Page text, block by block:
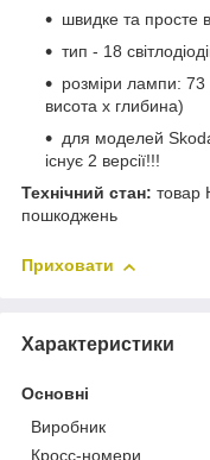
швидке та просте
тип - 18
розміри лампи:
висота x глибина)
для моделей
існує 2 версії!!!
Технічний стан: товар
пошкоджень
Приховати
Характеристики
Основні
Виробник
Кросс-номери